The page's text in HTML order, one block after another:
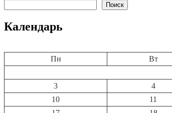
Поиск
Календарь
Пн
Вт
3
4
10
11